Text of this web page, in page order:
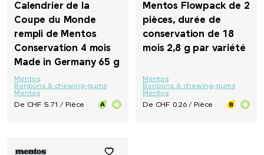
Calendrier de la
Coupe du Monde
rempli de Mentos
Conservation 4 mois
Made in Germany 65 g
Mentos
Bonbons & chewing-gums
Mentos
De CHF 5.71 / Pièce
Mentos Flowpack de 2
pièces, durée de
conservation de 18
mois 2,8 g par variété
Mentos
Bonbons & chewing-gums
Mentos
De CHF 0.26 / Pièce
Ragusa
Reisenthel
Richartz